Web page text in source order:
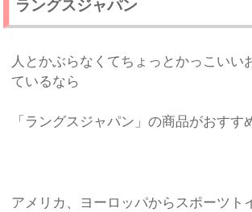
ラングスジャパン
人とかぶらなくてちょっとかっこいい
ているなら
「ラングスジャパン」の商品がおすす
アメリカ、ヨーロッパからスポーツト